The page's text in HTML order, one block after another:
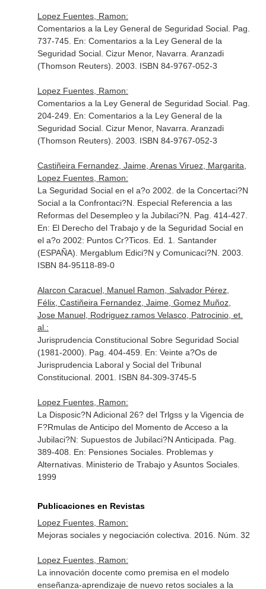
Lopez Fuentes, Ramon:
Comentarios a la Ley General de Seguridad Social. Pag.
737-745. En: Comentarios a la Ley General de la
Seguridad Social. Cizur Menor, Navarra. Aranzadi
(Thomson Reuters). 2003. ISBN 84-9767-052-3
Lopez Fuentes, Ramon:
Comentarios a la Ley General de Seguridad Social. Pag.
204-249. En: Comentarios a la Ley General de la
Seguridad Social. Cizur Menor, Navarra. Aranzadi
(Thomson Reuters). 2003. ISBN 84-9767-052-3
Castiñeira Fernandez, Jaime, Arenas Viruez, Margarita,
Lopez Fuentes, Ramon:
La Seguridad Social en el a?o 2002. de la Concertaci?N
Social a la Confrontaci?N. Especial Referencia a las
Reformas del Desempleo y la Jubilaci?N. Pag. 414-427.
En: El Derecho del Trabajo y de la Seguridad Social en
el a?o 2002: Puntos Cr?Ticos. Ed. 1. Santander
(ESPAÑA). Mergablum Edici?N y Comunicaci?N. 2003.
ISBN 84-95118-89-0
Alarcon Caracuel, Manuel Ramon, Salvador Pérez,
Félix, Castiñeira Fernandez, Jaime, Gomez Muñoz,
Jose Manuel, Rodriguez.ramos Velasco, Patrocinio, et.
al.:
Jurisprudencia Constitucional Sobre Seguridad Social
(1981-2000). Pag. 404-459. En: Veinte a?Os de
Jurisprudencia Laboral y Social del Tribunal
Constitucional. 2001. ISBN 84-309-3745-5
Lopez Fuentes, Ramon:
La Disposic?N Adicional 26? del Trlgss y la Vigencia de
F?Rmulas de Anticipo del Momento de Acceso a la
Jubilaci?N: Supuestos de Jubilaci?N Anticipada. Pag.
389-408. En: Pensiones Sociales. Problemas y
Alternativas. Ministerio de Trabajo y Asuntos Sociales.
1999
Publicaciones en Revistas
Lopez Fuentes, Ramon:
Mejoras sociales y negociación colectiva. 2016. Núm. 32
Lopez Fuentes, Ramon:
La innovación docente como premisa en el modelo
enseñanza-aprendizaje de nuevo retos sociales a la